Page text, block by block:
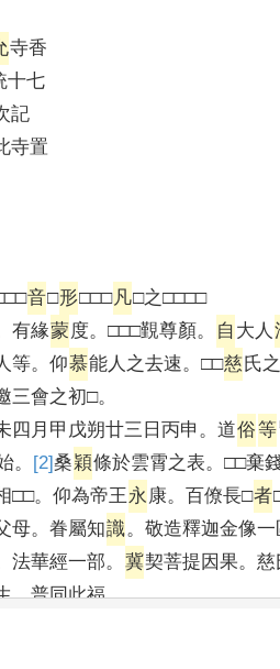
寺香
十七
記
寺置
音□形□□□凡□之□□□□
有緣蒙 度。 □□□覲尊顏。 自 大人
等。 仰慕能人之去速。 □□慈氏
三會之初□。
四月甲戊朔廿三日丙申 。 道俗等
。 [2]桑穎條於雲霄之表。 □□棄
□□。 仰為帝王永康。 百僚長□者
母。 眷屬知識。 敬造釋迦金像一
法華經一部。 冀契菩提因果。 慈
。普同此福。